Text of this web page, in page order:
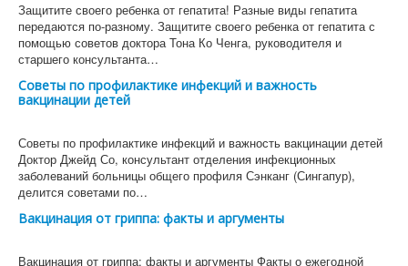
Защитите своего ребенка от гепатита! Разные виды гепатита
передаются по-разному. Защитите своего ребенка от гепатита с
помощью советов доктора Тона Ко Ченга, руководителя и
старшего консультанта…
Советы по профилактике инфекций и важность
вакцинации детей
Советы по профилактике инфекций и важность вакцинации детей
Доктор Джейд Со, консультант отделения инфекционных
заболеваний больницы общего профиля Сэнканг (Сингапур),
делится советами по…
Вакцинация от гриппа: факты и аргументы
Вакцинация от гриппа: факты и аргументы Факты о ежегодной